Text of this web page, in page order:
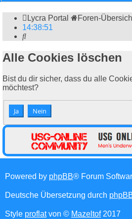
Lycra Portal
Foren-
14:38:51
Suche
Alle Cookies löschen
Bist du dir sicher, dass du alle
möchtest?
Powered by phpBB® Forum
Deutsche Übersetzung durch
Style proflatvon © Mazeltof2017